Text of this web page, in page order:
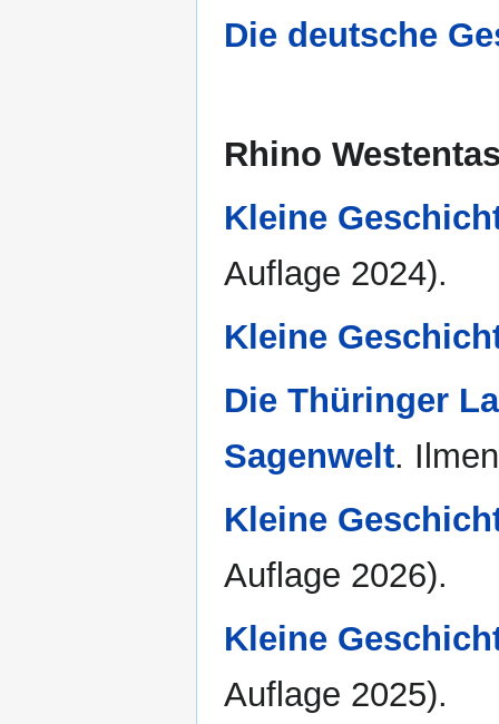
Die deutsche
Rhino
Kleine
Auflage 2024).
Kleine
Die Thüringer
Sagenwelt.
Kleine
Auflage 2026).
Kleine
Auflage 2025).